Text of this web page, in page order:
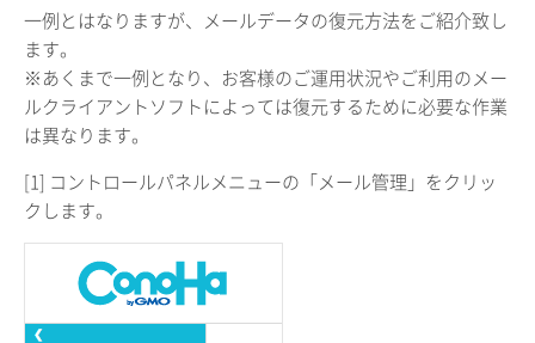
一例とはなりますが、メールデータの復元方法をご紹介致し
ます。
※あくまで一例となり、お客様のご運用状況やご利用のメー
ルクライアントソフトによっては復元するために必要な作業
は異なります。
[1] コントロールパネルメニューの「メール管理」をクリッ
クします。